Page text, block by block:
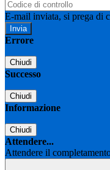
E-mail inviata, si prega di
Errore
Chiudi
Successo
Chiudi
Informazione
Chiudi
Attendere...
Attendere il